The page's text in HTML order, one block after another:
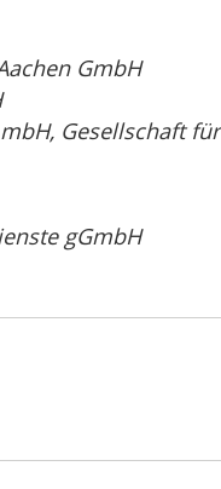
GmbH
Gesellschaft für
gGmbH